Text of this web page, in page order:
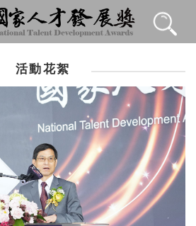
活動花絮